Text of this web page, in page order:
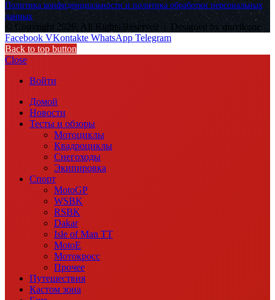
Политика конфиденциальности и политика обработки персональных
данных
© Copyright 2026, All Rights Reserved |
Designed by muvikone
Facebook VKontakte WhatsApp Telegram
Back to top button
Close
Войти
Домой
Новости
Тесты и обзоры
Мотоциклы
Квадроциклы
Снегоходы
Экипировка
Спорт
MotoGP
WSBK
RSBK
Dakar
Isle of Man TT
MotoE
Мотокросс
Прочее
Путешествия
Кастом зона